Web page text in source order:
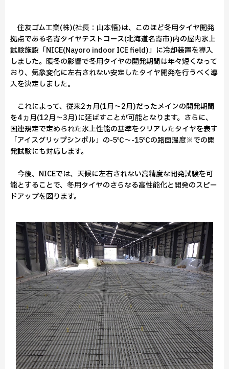
住友ゴム工業(株)(社長：山本悟)は、このほど冬用タイヤ開発
拠点である名寄タイヤテストコース(北海道名寄市)内の屋内氷上
試験施設「NICE(Nayoro indoor ICE field)」に冷却装置を導入
しました。暖冬の影響で冬用タイヤの開発期間は年々短くなって
おり、気象変化に左右されない安定したタイヤ開発を行うべく導
入を決定しました。
これによって、従来2ヵ月(1月～2月)だったメインの開発期間
を4ヵ月(12月～3月)に延ばすことが可能となります。さらに、
国連規定で定められた氷上性能の基準をクリアしたタイヤを表す
「アイスグリップシンボル」の-5℃～-15℃の路面温度※での開
発試験にも対応します。
今後、NICEでは、天候に左右されない高精度な開発試験を可
能とすることで、冬用タイヤのさらなる高性能化と開発のスピー
ドアップを図ります。